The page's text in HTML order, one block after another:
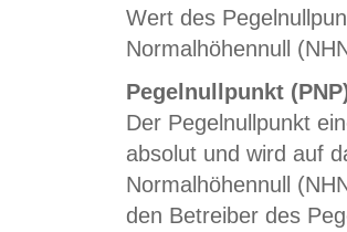
Wert des
Normalhöhennull
Pegelnullpunkt
Der Pegelnullpunkt
absolut und wird auf
Normalhöhennull
den Betreiber des